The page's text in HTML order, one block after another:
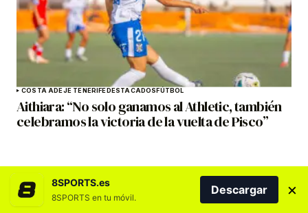
COSTA ADEJE TENERIFEDESTACADOSFÚTBOL
Aithiara: “No solo ganamos al Athletic, también
celebramos la victoria de la vuelta de Pisco”
8SPORTS.es
8SPORTS en tu móvil.
Descargar ×